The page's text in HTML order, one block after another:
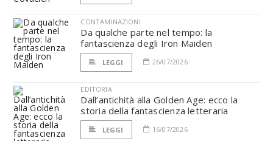
CONTAMINAZIONI
Da qualche parte nel tempo: la
fantascienza degli Iron Maiden
LEGGI 26/07/2026
EDITORIA
Dall’antichità alla Golden Age: ecco la
storia della fantascienza letteraria
LEGGI 16/07/2026